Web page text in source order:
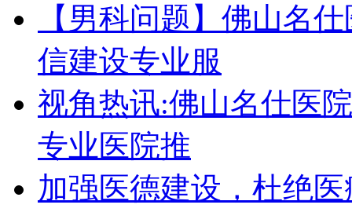
【男科问题】佛山名
信建设专业服
视角热讯:佛山名仕医
专业医院推
加强医德建设，杜绝